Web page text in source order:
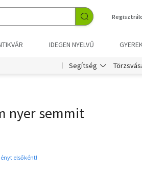
IDEGEN NYELVŰ
Segítség
nyer semmit
elsőként!